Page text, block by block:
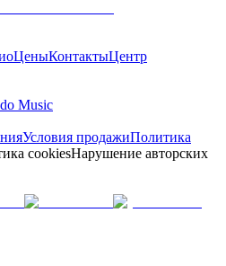
ЦеныКонтактыЦентр
Music
Условия продажиПолитика
cookiesНарушение авторских